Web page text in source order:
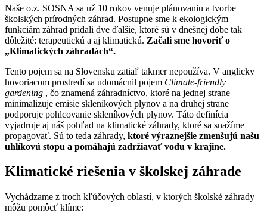
Naše o.z. SOSNA sa už 10 rokov venuje plánovaniu a tvorbe
školských prírodných záhrad. Postupne sme k ekologickým
funkciám záhrad pridali dve ďalšie, ktoré sú v dnešnej dobe tak
dôležité: terapeutickú a aj klimatickú. Začali sme hovoriť o
„Klimatických záhradách“.
Tento pojem sa na Slovensku zatiaľ takmer nepoužíva. V anglicky
hovoriacom prostredí sa udomácnil pojem Climate-friendly
gardening , čo znamená záhradníctvo, ktoré na jednej strane
minimalizuje emisie skleníkových plynov a na druhej strane
podporuje pohlcovanie skleníkových plynov. Táto definícia
vyjadruje aj náš pohľad na klimatické záhrady, ktoré sa snažíme
propagovať. Sú to teda záhrady, ktoré výraznejšie zmenšujú našu
uhlíkovú stopu a pomáhajú zadržiavať vodu v krajine.
Klimatické riešenia v školskej záhrade
Vychádzame z troch kľúčových oblastí, v ktorých školské záhrady
môžu pomôcť klíme: